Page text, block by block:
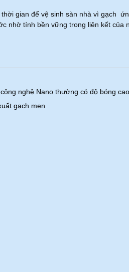
gian để vệ sinh sàn nhà vì gạch
nhờ tính bền vững trong liên kết của
nghệ Nano thường có độ bóng cao
gạch men